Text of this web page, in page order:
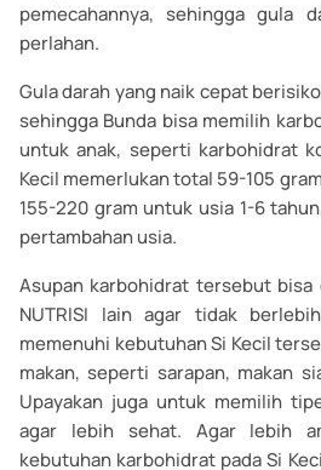
pemecahannya, sehingga gula
perlahan.
Gula darah yang naik cepat
sehingga Bunda bisa memilih
untuk anak, seperti karbohidrat
Kecil memerlukan total 59-105
155-220 gram untuk usia 1-6
pertambahan usia.
Asupan karbohidrat tersebut bisa
NUTRISI lain agar tidak
memenuhi kebutuhan Si Kecil
makan, seperti sarapan, makan
Upayakan juga untuk memilih
agar lebih sehat. Agar lebih
kebutuhan karbohidrat pada Si